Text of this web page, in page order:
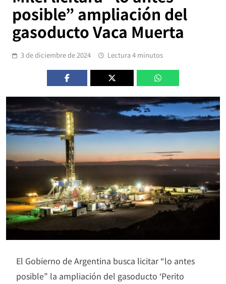
posible” ampliación del
gasoducto Vaca Muerta
3 de diciembre de 2024 Lectura 4 minutos
El Gobierno de Argentina busca licitar “lo antes
posible” la ampliación del gasoducto ‘Perito